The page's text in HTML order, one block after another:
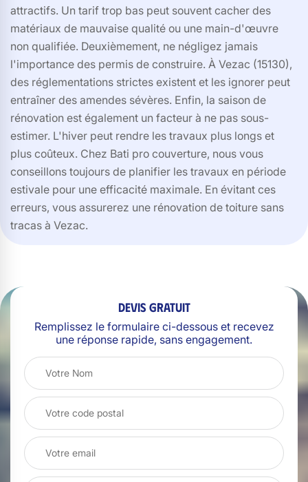
attractifs. Un tarif trop bas peut souvent cacher des
matériaux de mauvaise qualité ou une main-d'œuvre
non qualifiée. Deuxièmement, ne négligez jamais
l'importance des permis de construire. À Vezac (15130),
des réglementations strictes existent et les ignorer peut
entraîner des amendes sévères. Enfin, la saison de
rénovation est également un facteur à ne pas sous-
estimer. L'hiver peut rendre les travaux plus longs et
plus coûteux. Chez Bati pro couverture, nous vous
conseillons toujours de planifier les travaux en période
estivale pour une efficacité maximale. En évitant ces
erreurs, vous assurerez une rénovation de toiture sans
tracas à Vezac.
Devis gratuit
Remplissez le formulaire ci-dessous et recevez
une réponse rapide, sans engagement.